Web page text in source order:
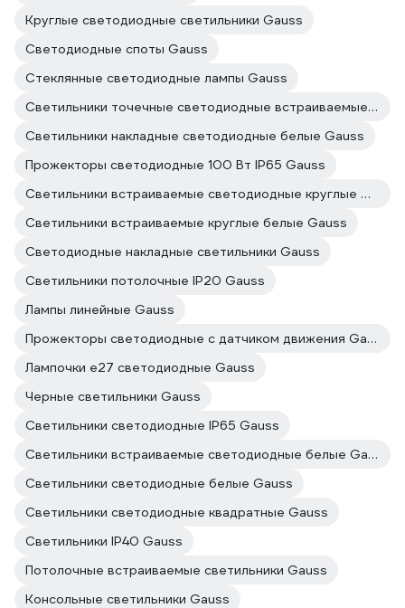
Круглые светодиодные светильники Gauss
Светодиодные споты Gauss
Стеклянные светодиодные лампы Gauss
Светильники точечные светодиодные встраиваемые Gauss
Светильники накладные светодиодные белые Gauss
Прожекторы светодиодные 100 Вт IP65 Gauss
Светильники встраиваемые светодиодные круглые Gauss
Светильники встраиваемые круглые белые Gauss
Светодиодные накладные светильники Gauss
Светильники потолочные IP20 Gauss
Лампы линейные Gauss
Прожекторы светодиодные с датчиком движения Gauss
Лампочки е27 светодиодные Gauss
Черные светильники Gauss
Светильники светодиодные IP65 Gauss
Светильники встраиваемые светодиодные белые Gauss
Светильники светодиодные белые Gauss
Светильники светодиодные квадратные Gauss
Светильники IP40 Gauss
Потолочные встраиваемые светильники Gauss
Консольные светильники Gauss